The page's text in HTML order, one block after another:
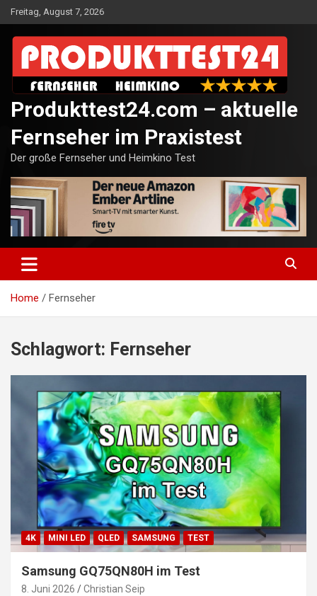
Skip
to
content
Freitag, August 7, 2026
Produkttest24.com – aktuelle
Fernseher im Praxistest
Der große Fernseher und Heimkino Test
Home Fernseher
Schlagwort: Fernseher
4K MINI LED QLED SAMSUNG TEST
Samsung GQ75QN80H im Test
8. Juni 2026 Christian Seip